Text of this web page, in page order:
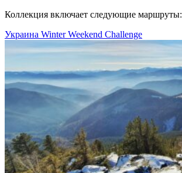
Коллекция включает следующие маршруты:
Украина Winter Weekend Challenge